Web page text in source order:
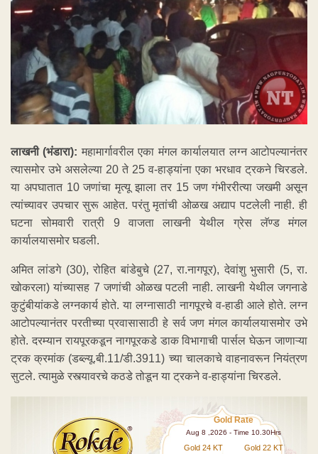
लाखनी (भंडारा): महामार्गावरील एका मंगल कार्यालयात लग्न आटोपल्यानंतर
त्यासमोर उभे असलेल्या 20 ते 25 व-हाड्यांना एका भरधाव ट्रकने चिरडले.
या अपघातात 10 जणांचा मृत्यू झाला तर 15 जण गंभीररीत्या जखमी असून
त्यांच्यावर उपचार सुरू आहेत. परंतु मृतांची ओळख अद्याप पटलेली नाही. ही
घटना सोमवारी रात्री 9 वाजता लाखनी येथील ग्रेस लॅण्ड मंगल
कार्यालयासमोर घडली.
अमित लांडगे (30), रोहित बांडेबुचे (27, रा.नागपूर), देवांशु भुसारी (5, रा.
खोकरला) यांच्यासह 7 जणांची ओळख पटली नाही. लाखनी येथील जगनाडे
कुटुंबीयांकडे लग्नकार्य होते. या लग्नासाठी नागपूरचे व-हाडी आले होते. लग्न
आटोपल्यानंतर परतीच्या प्रवासासाठी हे सर्व जण मंगल कार्यालयासमोर उभे
होते. दरम्यान रायपूरकडून नागपूरकडे डाक विभागाची पार्सल घेऊन जाणाऱ्या
ट्रक क्रमांक (डब्ल्यू.बी.11/डी.3911) च्या चालकाचे वाहनावरून नियंत्रण
सुटले. त्यामुळे रस्त्यावरचे कठडे तोडून या ट्रकने व-हाड्यांना चिरडले.
Gold Rate
Aug 8 ,2026 - Time 10.30Hrs
Gold 24 KT Gold 22 KT